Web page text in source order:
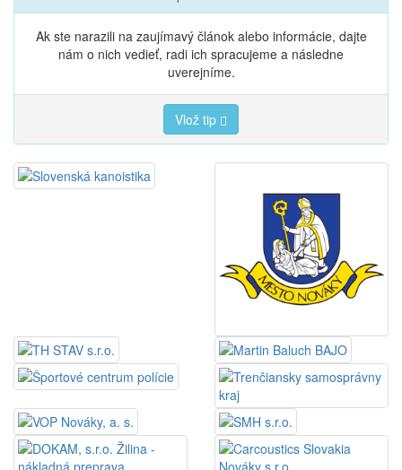
Ak ste narazili na zaujímavý článok alebo informácie, dajte
nám o nich vedieť, radi ich spracujeme a následne
uverejníme.
Vlož tip